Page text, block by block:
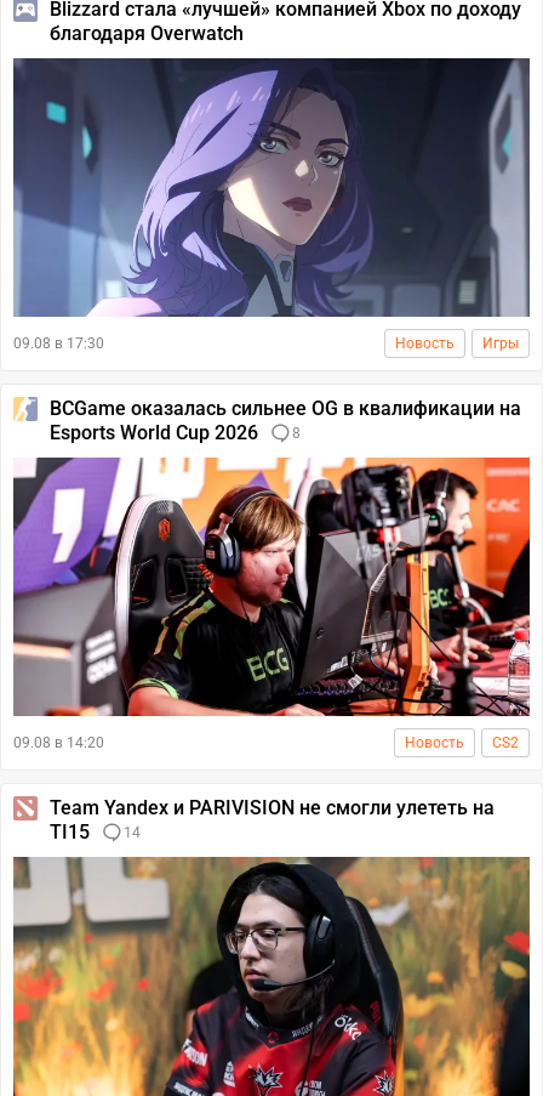
Blizzard стала «лучшей» компанией Xbox по доходу
благодаря Overwatch
09.08 в 17:30 Новость Игры
BCGame оказалась сильнее OG в квалификации на
Esports World Cup 2026
8
09.08 в 14:20 Новость CS2
Team Yandex и PARIVISION не смогли улететь на
TI15
14